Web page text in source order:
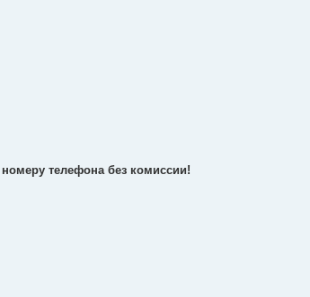
телефона без комиссии!